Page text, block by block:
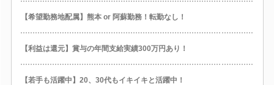
【希望勤務地配属】熊本 or 阿蘇勤務！転勤なし！
【利益は還元】賞与の年間支給実績300万円あり！
【若手も活躍中】20、30代もイキイキと活躍中！